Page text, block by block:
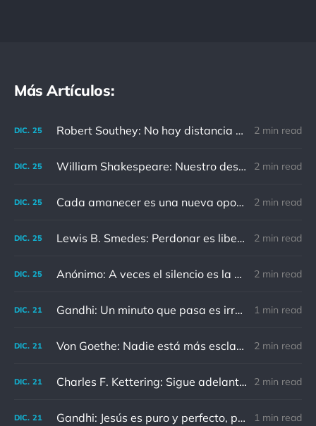
Más Artículos:
DIC. 25 Robert Southey: No hay distancia o tiempo que pueda disminuir la amistad de aquellos que están completamente convencidos del valor del otro 2 min read
DIC. 25 William Shakespeare: Nuestro destino está en las estrellas, así que levantemos nuestros ojos al cielo 2 min read
DIC. 25 Cada amanecer es una nueva oportunidad 2 min read
DIC. 25 Lewis B. Smedes: Perdonar es liberar a un prisionero y descubrir que el prisionero eras tú 2 min read
DIC. 25 Anónimo: A veces el silencio es la mejor respuesta 2 min read
DIC. 21 Gandhi: Un minuto que pasa es irrecuperable. Conociendo esto, ¿cómo podemos malgastar tantas horas? 1 min read
DIC. 21 Von Goethe: Nadie está más esclavizado que aquellos que falsamente creen que son libres. 2 min read
DIC. 21 Charles F. Kettering: Sigue adelante, y es probable que tropieces con algo, tal vez cuando menos lo esperes. Nunca he escuchado hablar de alguien algu 2 min read
DIC. 21 Gandhi: Jesús es puro y perfecto, pero vosotros los cristianos no sois como él. 1 min read